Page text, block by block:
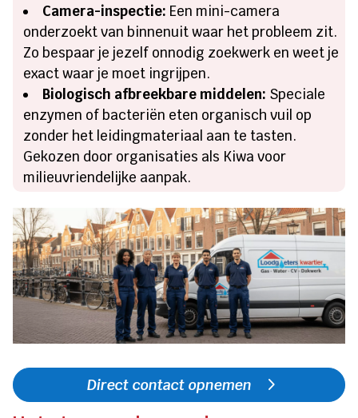
Camera-inspectie: Een mini-camera
onderzoekt van binnenuit waar het probleem zit.
Zo bespaar je jezelf onnodig zoekwerk en weet je
exact waar je moet ingrijpen.
Biologisch afbreekbare middelen: Speciale
enzymen of bacteriën eten organisch vuil op
zonder het leidingmateriaal aan te tasten.
Gekozen door organisaties als Kiwa voor
milieuvriendelijke aanpak.
Direct contact opnemen